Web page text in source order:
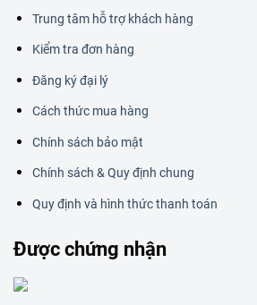
Trung tâm hỗ trợ khách hàng
Kiểm tra đơn hàng
Đăng ký đại lý
Cách thức mua hàng
Chính sách bảo mật
Chính sách & Quy định chung
Quy định và hình thức thanh toán
Được chứng nhận